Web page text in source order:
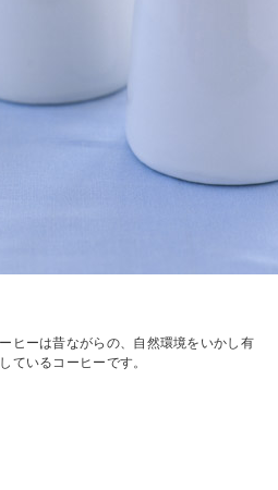
ヒーは昔ながらの、自然環境をいかし有
ているコーヒーです。